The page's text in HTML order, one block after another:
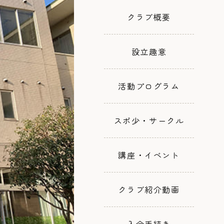
クラブ概要
設立趣意
活動プログラム
スポ少・サークル
講座・イベント
クラブ紹介動画